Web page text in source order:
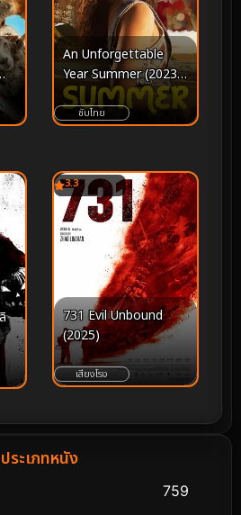
An Unforgettable
Year Summer (2023)
ปีที่ไม่อาจลืมเลือน ฤดูร้อน
ซับไทย
3.3
731 Evil Unbound
(2025)
เสียงโรง
ประเภทหนัง
759